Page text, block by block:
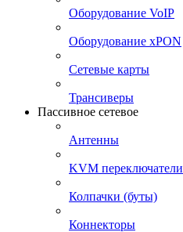
Оборудование VoIP
Оборудование xPON
Сетевые карты
Трансиверы
Пассивное сетевое
Антенны
KVM переключатели
Колпачки (буты)
Коннекторы